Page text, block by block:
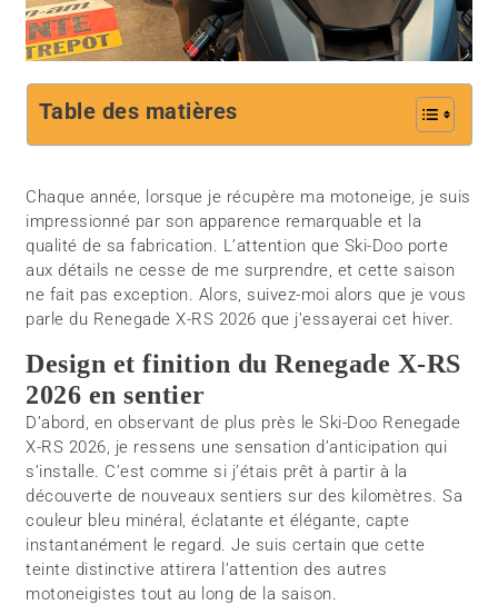
Table des matières
Chaque année, lorsque je récupère ma motoneige, je suis
impressionné par son apparence remarquable et la
qualité de sa fabrication. L’attention que Ski-Doo porte
aux détails ne cesse de me surprendre, et cette saison
ne fait pas exception. Alors, suivez-moi alors que je vous
parle du Renegade X-RS 2026 que j’essayerai cet hiver.
Design et finition du Renegade X-RS
2026 en sentier
D’abord, en observant de plus près le Ski-Doo Renegade
X-RS 2026, je ressens une sensation d’anticipation qui
s’installe. C’est comme si j’étais prêt à partir à la
découverte de nouveaux sentiers sur des kilomètres. Sa
couleur bleu minéral, éclatante et élégante, capte
instantanément le regard. Je suis certain que cette
teinte distinctive attirera l’attention des autres
motoneigistes tout au long de la saison.